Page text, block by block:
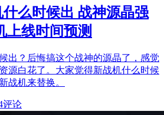
么时候出 战神源晶强
上线时间预测
出？后悔搞这个战神的源晶了，感觉
源白花了。大家觉得新战机什么时候
战机来替换。
评论